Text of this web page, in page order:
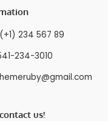
234 567 89
234-3010
us!